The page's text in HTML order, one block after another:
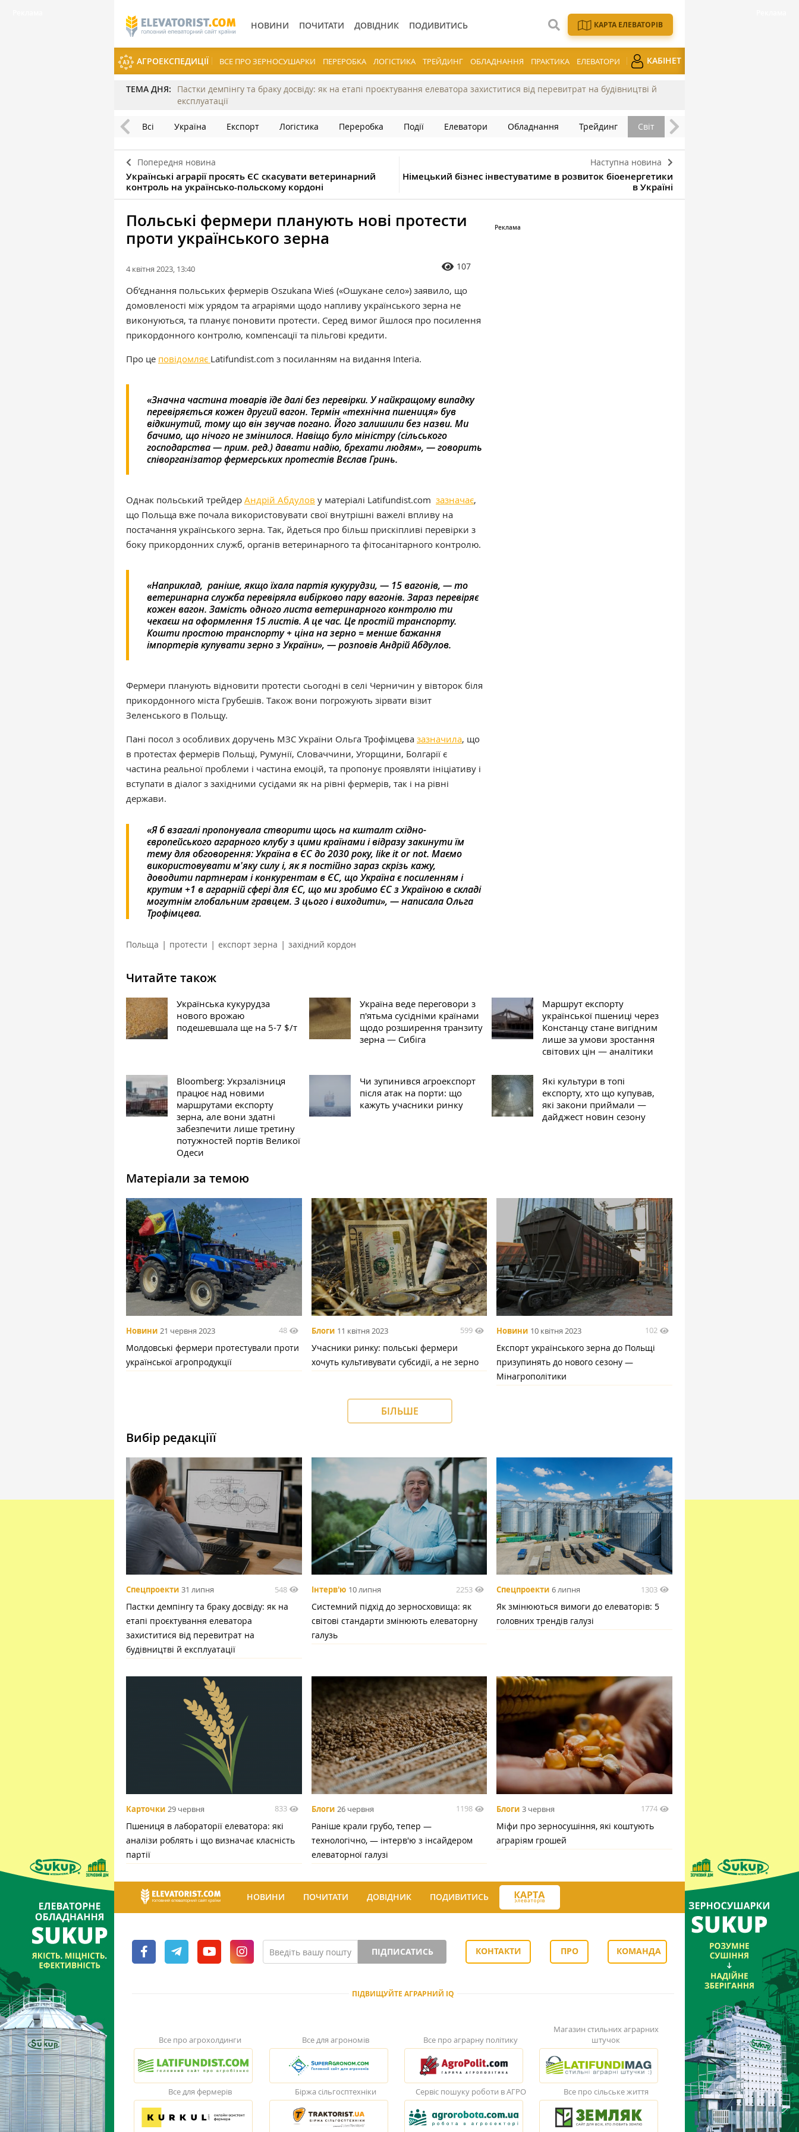
НОВИНИ ПОЧИТАТИ ДОВІДНИК ПОДИВИТИСЬ КАРТА ЕЛЕВАТОРІВ
АГРОЕКСПЕДИЦІЇ ВСЕ ПРО ЗЕРНОСУШАРКИ ПЕРЕРОБКА ЛОГІСТИКА ТРЕЙДИНГ ОБЛАДНАННЯ ПРАКТИКА ЕЛЕВАТОРИ КАБІНЕТ
ТЕМА ДНЯ:
Пастки демпінгу та браку досвіду: як на етапі проєктування елеватора захиститися від перевитрат на будівництві й
експлуатації
Всі Україна Експорт Логістика Переробка Події Елеватори Обладнання Трейдинг Світ
Попередня новина
Українські аграрії просять ЄС скасувати ветеринарний
контроль на українсько-польскому кордоні
Наступна новина
Німецький бізнес інвестуватиме в розвиток біоенергетики
в Україні
Польські фермери планують нові протести
проти українського зерна
4 квітня 2023, 13:40 107
Об’єднання польських фермерів Oszukana Wieś («Ошукане село») заявило, що
домовленості між урядом та аграріями щодо напливу українського зерна не
виконуються, та планує поновити протести. Серед вимог йшлося про посилення
прикордонного контролю, компенсації та пільгові кредити.
Про це повідомляє Latifundist.com з посиланням на видання Interia.
«Значна частина товарів їде далі без перевірки. У найкращому випадку
перевіряється кожен другий вагон. Термін «технічна пшениця» був
відкинутий, тому що він звучав погано. Його залишили без назви. Ми
бачимо, що нічого не змінилося. Навіщо було міністру (сільського
господарства — прим. ред.) давати надію, брехати людям», — говорить
співорганізатор фермерських протестів Вєслав Гринь.
Однак польський трейдер Андрій Абдулов у матеріалі Latifundist.com зазначає,
що Польща вже почала використовувати свої внутрішні важелі впливу на
постачання українського зерна. Так, йдеться про більш прискіпливі перевірки з
боку прикордонних служб, органів ветеринарного та фітосанітарного контролю.
«Наприклад, раніше, якщо їхала партія кукурудзи, — 15 вагонів, — то
ветеринарна служба перевіряла вибірково пару вагонів. Зараз перевіряє
кожен вагон. Замість одного листа ветеринарного контролю ти
чекаєш на оформлення 15 листів. А це час. Це простій транспорту.
Кошти простою транспорту + ціна на зерно = менше бажання
імпортерів купувати зерно з України», — розповів Андрій Абдулов.
Фермери планують відновити протести сьогодні в селі Черничин у вівторок біля
прикордонного міста Грубешів. Також вони погрожують зірвати візит
Зеленського в Польщу.
Пані посол з особливих доручень МЗС України Ольга Трофімцева зазначила, що
в протестах фермерів Польщі, Румунії, Словаччини, Угорщини, Болгарії є
частина реальної проблеми і частина емоцій, та пропонує проявляти ініціативу і
вступати в діалог з західними сусідами як на рівні фермерів, так і на рівні
держави.
«Я б взагалі пропонувала створити щось на кшталт східно-
європейського аграрного клубу з цими країнами і відразу закинути їм
тему для обговорення: Україна в ЄС до 2030 року, like it or not. Маємо
використовувати м'яку силу і, як я постійно зараз скрізь кажу,
доводити партнерам і конкурентам в ЄС, що Україна є посиленням і
крутим +1 в аграрній сфері для ЄС, що ми зробимо ЄС з Україною в складі
могутнім глобальним гравцем. З цього і виходити», — написала Ольга
Трофімцева.
Польща | протести | експорт зерна | західний кордон
Читайте також
Українська кукурудза
нового врожаю
подешевшала ще на 5-7 $/т
Україна веде переговори з
п'ятьма сусідніми країнами
щодо розширення транзиту
зерна — Сибіга
Маршрут експорту
української пшениці через
Констанцу стане вигідним
лише за умови зростання
світових цін — аналітики
Bloomberg: Укрзалізниця
працює над новими
маршрутами експорту
зерна, але вони здатні
забезпечити лише третину
потужностей портів Великої
Одеси
Чи зупинився агроекспорт
після атак на порти: що
кажуть учасники ринку
Які культури в топі
експорту, хто що купував,
які закони приймали —
дайджест новин сезону
Матеріали за темою
Новини 21 червня 2023 48
Молдовські фермери протестували проти
української агропродукції
Блоги 11 квітня 2023 599
Учасники ринку: польські фермери
хочуть культивувати субсидії, а не зерно
Новини 10 квітня 2023 102
Експорт українського зерна до Польщі
призупинять до нового сезону —
Мінагрополітики
БІЛЬШЕ
Вибір редакціїї
Спецпроекти 31 липня 548
Пастки демпінгу та браку досвіду: як на
етапі проєктування елеватора
захиститися від перевитрат на
будівництві й експлуатації
Інтерв'ю 10 липня 2253
Системний підхід до зерносховища: як
світові стандарти змінюють елеваторну
галузь
Спецпроекти 6 липня 1303
Як змінюються вимоги до елеваторів: 5
головних трендів галузі
Карточки 29 червня 833
Пшениця в лабораторії елеватора: які
аналізи роблять і що визначає класність
партії
Блоги 26 червня 1198
Раніше крали грубо, тепер —
технологічно, — інтерв'ю з інсайдером
елеваторної галузі
Блоги 3 червня 1774
Міфи про зерносушіння, які коштують
аграріям грошей
НОВИНИ ПОЧИТАТИ ДОВІДНИК ПОДИВИТИСЬ
ПІДПИСАТИСЬ КОНТАКТИ
ПРО
КОМАНДА
ПІДВИЩУЙТЕ АГРАРНИЙ IQ
Все про агрохолдинги Все для агрономів Все про аграрну політику
Магазин стильних аграрних
штучок
Все для фермерів Біржа сільгосптехніки Сервіс пошуку роботи в АГРО Все про сільське життя